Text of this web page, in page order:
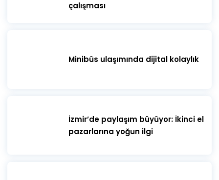
çalışması
Minibüs ulaşımında dijital kolaylık
İzmir’de paylaşım büyüyor: İkinci el
pazarlarına yoğun ilgi